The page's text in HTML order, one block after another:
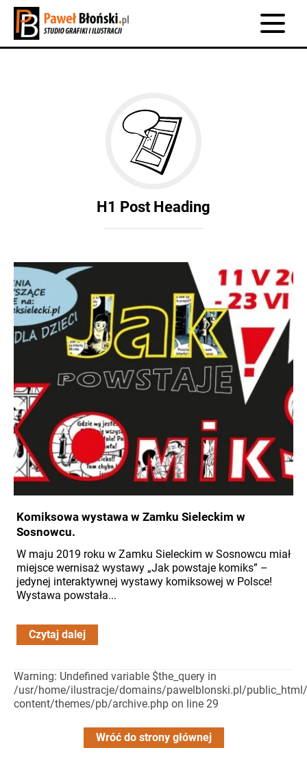
H1 Post Heading
Komiksowa wystawa w Zamku Sieleckim w
Sosnowcu.
W maju 2019 roku w Zamku Sieleckim w Sosnowcu miał
miejsce wernisaż wystawy „Jak powstaje komiks” –
jedynej interaktywnej wystawy komiksowej w Polsce!
Wystawa powstała...
Czytaj dalej
Warning: Undefined variable $the_query in
/usr/home/ilustracje/domains/pawelblonski.pl/
content/themes/pb/archive.php on line 29
Wróć do strony głównej
Main navigation